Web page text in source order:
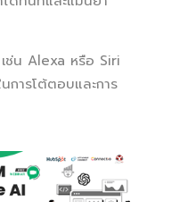
ช่น Alexa หรือ Siri
การโต้ตอบและการ